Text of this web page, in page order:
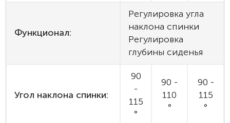
Функционал:
Регулировка угла
наклона спинки
Регулировка
глубины сиденья
Угол наклона спинки:
90
-
115
°
90 -
110
°
90 -
115
°